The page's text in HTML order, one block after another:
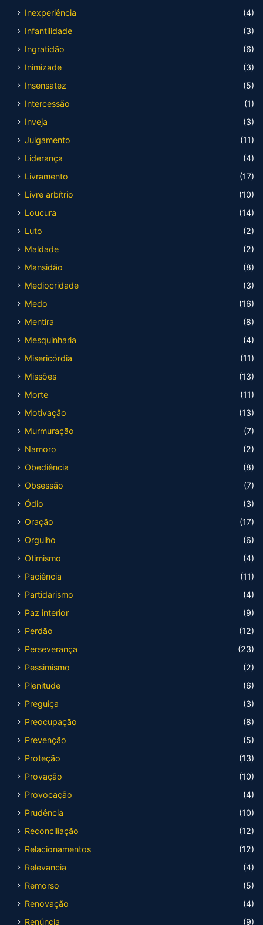
Inexperiência
(4)
Infantilidade
(3)
Ingratidão
(6)
Inimizade
(3)
Insensatez
(5)
Intercessão
(1)
Inveja
(3)
Julgamento
(11)
Liderança
(4)
Livramento
(17)
Livre arbítrio
(10)
Loucura
(14)
Luto
(2)
Maldade
(2)
Mansidão
(8)
Mediocridade
(3)
Medo
(16)
Mentira
(8)
Mesquinharia
(4)
Misericórdia
(11)
Missões
(13)
Morte
(11)
Motivação
(13)
Murmuração
(7)
Namoro
(2)
Obediência
(8)
Obsessão
(7)
Ódio
(3)
Oração
(17)
Orgulho
(6)
Otimismo
(4)
Paciência
(11)
Partidarismo
(4)
Paz interior
(9)
Perdão
(12)
Perseverança
(23)
Pessimismo
(2)
Plenitude
(6)
Preguiça
(3)
Preocupação
(8)
Prevenção
(5)
Proteção
(13)
Provação
(10)
Provocação
(4)
Prudência
(10)
Reconciliação
(12)
Relacionamentos
(12)
Relevancia
(4)
Remorso
(5)
Renovação
(4)
Renúncia
(9)